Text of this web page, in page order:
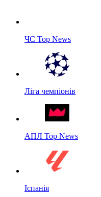
ЧС Top News
Ліга чемпіонів
АПЛ Top News
Іспанія